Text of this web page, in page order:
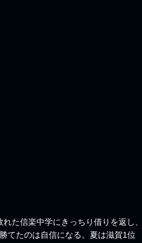
た信楽中学にきっちり借りを返し、
てたのは自信になる。夏は滋賀1位